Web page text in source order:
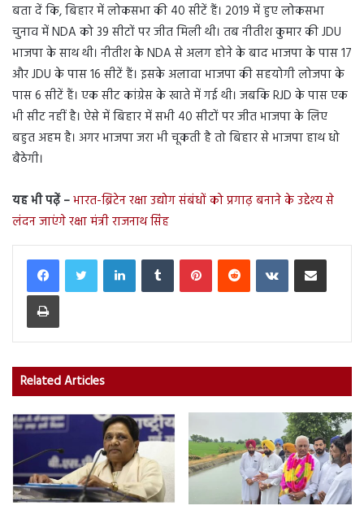
बता दें कि, बिहार में लोकसभा की 40 सीटें हैं। 2019 में हुए लोकसभा
चुनाव में NDA को 39 सीटों पर जीत मिली थी। तब नीतीश कुमार की JDU
भाजपा के साथ थी। नीतीश के NDA से अलग होने के बाद भाजपा के पास 17
और JDU के पास 16 सीटें हैं। इसके अलावा भाजपा की सहयोगी लोजपा के
पास 6 सीटें हैं। एक सीट कांग्रेस के खाते में गई थी। जबकि RJD के पास एक
भी सीट नहीं है। ऐसे में बिहार में सभी 40 सीटों पर जीत भाजपा के लिए
बहुत अहम है। अगर भाजपा जरा भी चूकती है तो बिहार से भाजपा हाथ धो
बैठेगी।
यह भी पढ़ें –भारत-ब्रिटेन रक्षा उद्योग संबंधों को प्रगाढ़ बनाने के उद्देश्य से
लंदन जाएंगे रक्षा मंत्री राजनाथ सिंह
LinkedInTumblr PinterestReddit VKontakteShare via Email
Print
Related Articles